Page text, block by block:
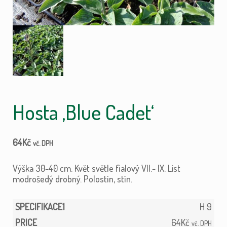
Hosta ‚Blue Cadet‘
64Kč vč. DPH
Výška 30-40 cm. Květ světle fialový VII.- IX. List
modrošedý drobný. Polostín, stín.
H 9
64Kč vč. DPH